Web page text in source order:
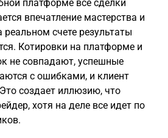
платформе все сделки
впечатление мастерства и
реальном счете результаты
Котировки на платформе и
не совпадают, успешные
с ошибками, и клиент
создает иллюзию, что
хотя на деле все идет по